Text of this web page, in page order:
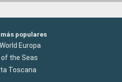
populares
Europa
of the Seas
Toscana